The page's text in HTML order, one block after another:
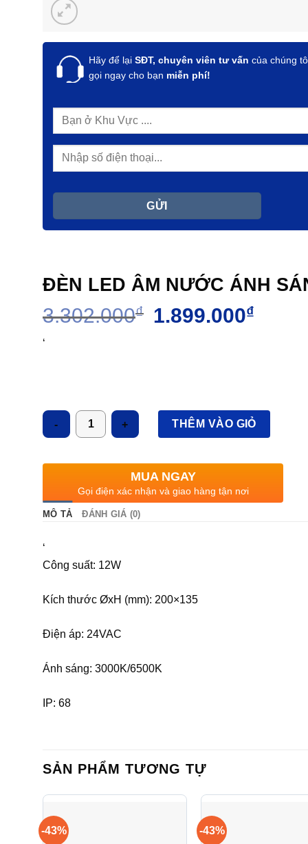
Hãy để lại SĐT, chuyên viên tư vấn của chúng
gọi ngay cho bạn miễn phí!
ĐÈN LED ÂM NƯỚC ÁNH
3.302.000₫
Giá
1.899.000₫
‘
Số lượng
THÊM VÀO GIỎ
MUA NGAY
Gọi điện xác nhận và giao hàng tận nơi
MÔ TẢ ĐÁNH GIÁ (0)
‘
Công suất: 12W
Kích thước ØxH (mm): 200×135
Điện áp: 24VAC
Ánh sáng: 3000K/6500K
IP: 68
SẢN PHẨM TƯƠNG TỰ
-43% -43%